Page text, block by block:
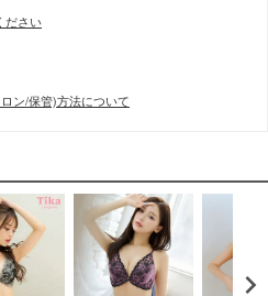
ださい
ン/保管)方法について